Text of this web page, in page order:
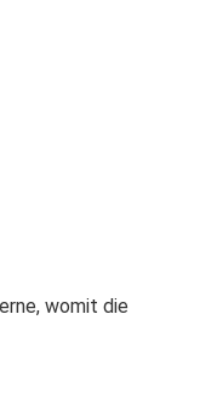
womit die